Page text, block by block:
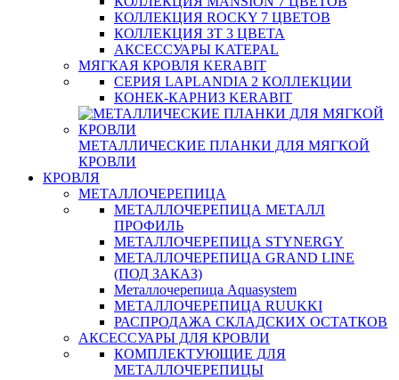
КОЛЛЕКЦИЯ ROCKY 7 ЦВЕТОВ
КОЛЛЕКЦИЯ ЗТ 3 ЦВЕТА
АКСЕССУАРЫ KATEPAL
МЯГКАЯ КРОВЛЯ KERABIT
СЕРИЯ LAPLANDIA 2 КОЛЛЕКЦИИ
КОНЕК-КАРНИЗ KERABIT
МЕТАЛЛИЧЕСКИЕ ПЛАНКИ ДЛЯ МЯГКОЙ
КРОВЛИ
КРОВЛЯ
МЕТАЛЛОЧЕРЕПИЦА
МЕТАЛЛОЧЕРЕПИЦА МЕТАЛЛ
ПРОФИЛЬ
МЕТАЛЛОЧЕРЕПИЦА STYNERGY
МЕТАЛЛОЧЕРЕПИЦА GRAND LINE
(ПОД ЗАКАЗ)
Металлочерепица Aquasystem
МЕТАЛЛОЧЕРЕПИЦА RUUKKI
РАСПРОДАЖА СКЛАДСКИХ ОСТАТКОВ
АКСЕССУАРЫ ДЛЯ КРОВЛИ
КОМПЛЕКТУЮЩИЕ ДЛЯ
МЕТАЛЛОЧЕРЕПИЦЫ